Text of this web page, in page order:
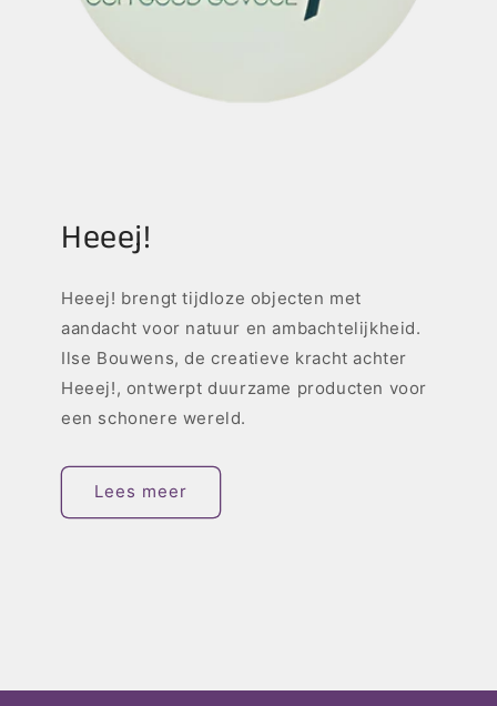
Heeej!
Heeej! brengt tijdloze objecten met
aandacht voor natuur en ambachtelijkheid.
Ilse Bouwens, de creatieve kracht achter
Heeej!, ontwerpt duurzame producten voor
een schonere wereld.
Lees meer